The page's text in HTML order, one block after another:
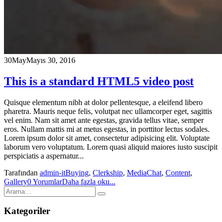
30MayMayıs 30, 2016
This is a standard HTML5 video post
Quisque elementum nibh at dolor pellentesque, a eleifend libero
pharetra. Mauris neque felis, volutpat nec ullamcorper eget, sagittis
vel enim. Nam sit amet ante egestas, gravida tellus vitae, semper
eros. Nullam mattis mi at metus egestas, in porttitor lectus sodales.
Lorem ipsum dolor sit amet, consectetur adipisicing elit. Voluptate
laborum vero voluptatum. Lorem quasi aliquid maiores iusto suscipit
perspiciatis a aspernatur...
Tarafından admin-itBuying, Clerkship, MediaChat, Content,
Gallery0 YorumlarDaha fazla oku...
Kategoriler